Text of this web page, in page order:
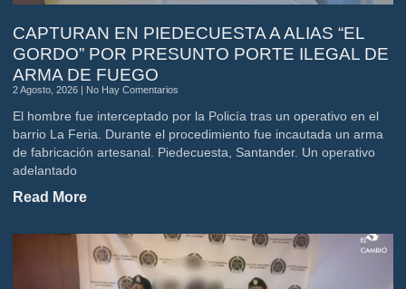
CAPTURAN EN PIEDECUESTA A ALIAS “EL
GORDO” POR PRESUNTO PORTE ILEGAL DE
ARMA DE FUEGO
2 Agosto, 2026 No Hay Comentarios
El hombre fue interceptado por la Policía tras un operativo en el
barrio La Feria. Durante el procedimiento fue incautada un arma
de fabricación artesanal. Piedecuesta, Santander. Un operativo
adelantado
Read More